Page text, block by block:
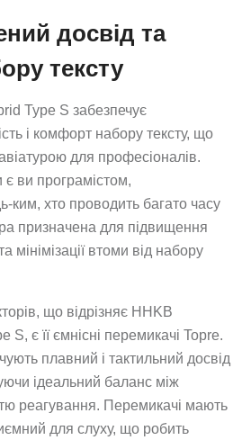
досвід та
тексту
Type S забезпечує
і комфорт набору тексту, що
для професіоналів.
є ви програмістом,
ким, хто проводить багато часу
призначена для підвищення
мінімізації втоми від набору
що відрізняє HHKB
є її ємнісні перемикачі Topre.
плавний і тактильний досвід
ідеальний баланс між
реагування. Перемикачі мають
для слуху, що робить